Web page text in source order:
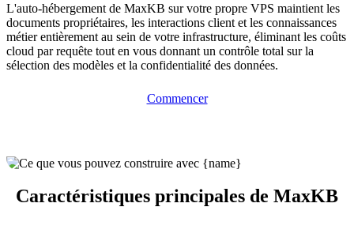
L'auto-hébergement de MaxKB sur votre propre VPS maintient les
documents propriétaires, les interactions client et les connaissances
métier entièrement au sein de votre infrastructure, éliminant les coûts
cloud par requête tout en vous donnant un contrôle total sur la
sélection des modèles et la confidentialité des données.
Commencer
Caractéristiques principales de MaxKB